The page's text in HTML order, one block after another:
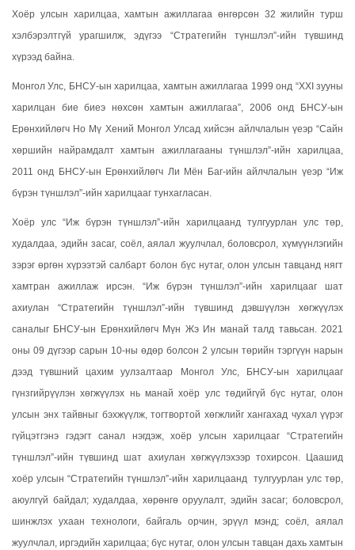
Хоёр улсын харилцаа, хамтын ажиллагаа өнгөрсөн 32 жилийн турш
хэлбэрэлтгүй урагшилж, эдүгээ “Стратегийн түншлэл”-ийн түвшинд
хүрээд байна.
Монгол Улс, БНСУ-ын харилцаа, хамтын ажиллагаа 1999 онд “XXI зууны
харилцан бие биеэ нөхсөн хамтын ажиллагаа”, 2006 онд БНСУ-ын
Ерөнхийлөгч Но Мү Хений Монгол Улсад хийсэн айлчлалын үеэр “Сайн
хөршийн найрамдалт хамтын ажиллагааны түншлэл”-ийн харилцаа,
2011 онд БНСУ-ын Ерөнхийлөгч Ли Мён Баг-ийн айлчлалын үеэр “Иж
бүрэн түншлэл”-ийн харилцааг тунхагласан.
Хоёр улс “Иж бүрэн түншлэл”-ийн харилцаанд тулгуурлан улс төр,
худалдаа, эдийн засаг, соёл, аялал жуулчлал, боловсрол, хүмүүнлэгийн
зэрэг өргөн хүрээтэй салбарт болон бүс нутаг, олон улсын тавцанд нягт
хамтран ажиллаж ирсэн. “Иж бүрэн түншлэл”-ийн харилцааг шат
ахиулан “Стратегийн түншлэл”-ийн түвшинд дэвшүүлэн хөгжүүлэх
саналыг БНСУ-ын Ерөнхийлөгч Мүн Жэ Ин манай талд тавьсан. 2021
оны 09 дүгээр сарын 10-ны өдөр болсон 2 улсын төрийн тэргүүн нарын
дээд түвшний цахим уулзалтаар Монгол Улс, БНСУ-ын харилцааг
гүнзгийрүүлэн хөгжүүлэх нь манай хоёр улс төдийгүй бүс нутаг, олон
улсын энх тайвныг бэхжүүлж, тогтвортой хөгжлийг хангахад чухал үүрэг
гүйцэтгэнэ гэдэгт санал нэгдэж, хоёр улсын харилцааг “Стратегийн
түншлэл”-ийн түвшинд шат ахиулан хөгжүүлэхээр тохирсон. Цаашид
хоёр улсын “Стратегийн түншлэл”-ийн харилцаанд тулгуурлан улс төр,
аюулгүй байдал; худалдаа, хөрөнгө оруулалт, эдийн засаг; боловсрол,
шинжлэх ухаан технологи, байгаль орчин, эрүүл мэнд; соёл, аялал
жуулчлал, иргэдийн харилцаа; бүс нутаг, олон улсын тавцан дахь хамтын